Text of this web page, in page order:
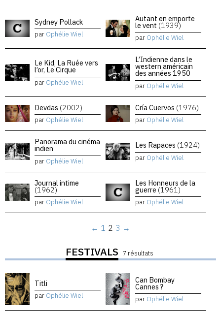
Sydney Pollack
par Ophélie Wiel
Autant en emporte
le vent (1939)
par Ophélie Wiel
Le Kid, La Ruée vers
l’or, Le Cirque
par Ophélie Wiel
L’Indienne dans le
western américain
des années 1950
par Ophélie Wiel
Devdas (2002)
par Ophélie Wiel
Cría Cuervos (1976)
par Ophélie Wiel
Panorama du cinéma
indien
par Ophélie Wiel
Les Rapaces (1924)
par Ophélie Wiel
Journal intime
(1962)
par Ophélie Wiel
Les Honneurs de la
guerre (1961)
par Ophélie Wiel
← 1 2 3 →
FESTIVALS 7 résultats
Titli
par Ophélie Wiel
Can Bombay
Cannes ?
par Ophélie Wiel